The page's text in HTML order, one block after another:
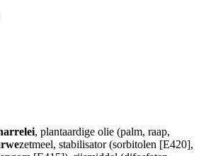
, plantaardige olie (palm, raap,
zetmeel, stabilisator (sorbitolen [E420],